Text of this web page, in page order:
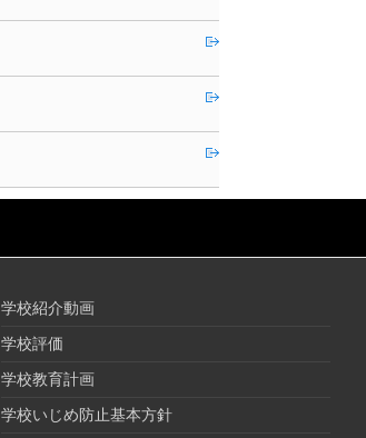
学校紹介動画
学校評価
学校教育計画
学校いじめ防止基本方針